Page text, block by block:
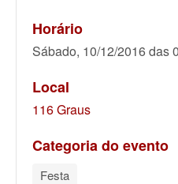
Horário
Sábado, 10/12/2016 das
Local
116 Graus
Categoria do evento
Festa